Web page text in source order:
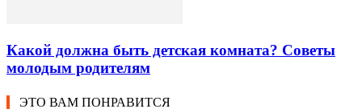
Какой должна быть детская комната? Советы
молодым родителям
ЭТО ВАМ ПОНРАВИТСЯ